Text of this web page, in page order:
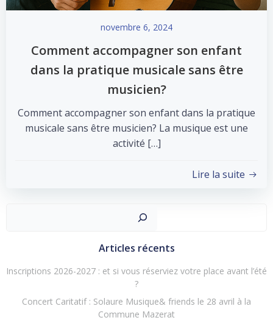
novembre 6, 2024
Comment accompagner son enfant
dans la pratique musicale sans être
musicien?
Comment accompagner son enfant dans la pratique
musicale sans être musicien? La musique est une
activité […]
Lire la suite
Articles récents
Inscriptions 2026-2027 : et si vous réserviez votre place avant l’été
?
Concert Caritatif : Solaure Musique& friends le 28 avril à la
Commune Mazerat